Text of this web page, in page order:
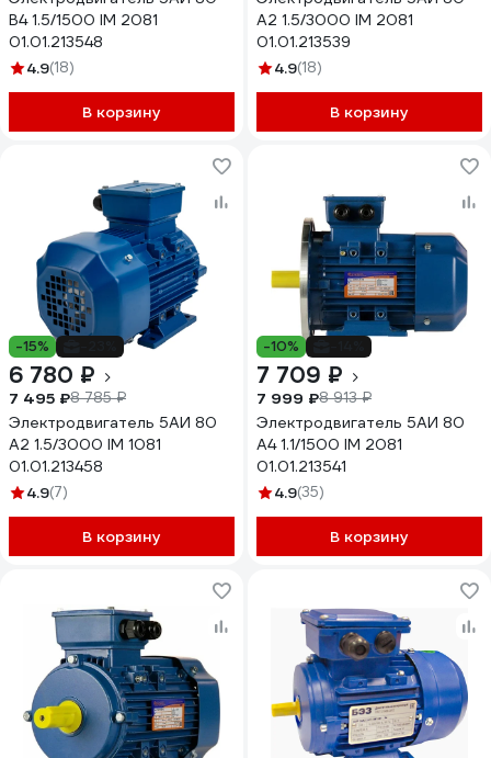
В4 1.5/1500 IM 2081
01.01.213548
4.9(18)
В корзину
А2 1.5/3000 IM 2081
01.01.213539
4.9(18)
В корзину
-15%
6 780 ₽
7 495 ₽8 785 ₽
Электродвигатель 5АИ 80
А2 1.5/3000 IM 1081
01.01.213458
4.9(7)
В корзину
-10%
7 709 ₽
7 999 ₽8 913 ₽
Электродвигатель 5АИ 80
А4 1.1/1500 IM 2081
01.01.213541
4.9(35)
В корзину